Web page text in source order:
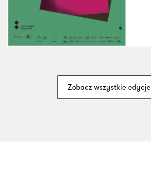
Zobacz wszystkie edycje